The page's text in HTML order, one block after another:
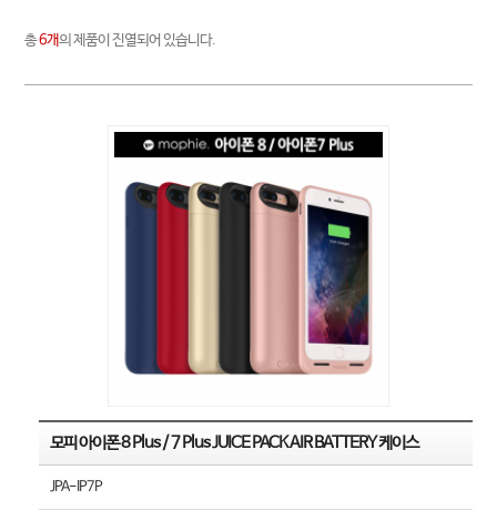
총6개의 제품이 진열되어 있습니다.
모피 아이폰 8 Plus / 7 Plus JUICE PACK AIR BATTERY 케이스
JPA-IP7P